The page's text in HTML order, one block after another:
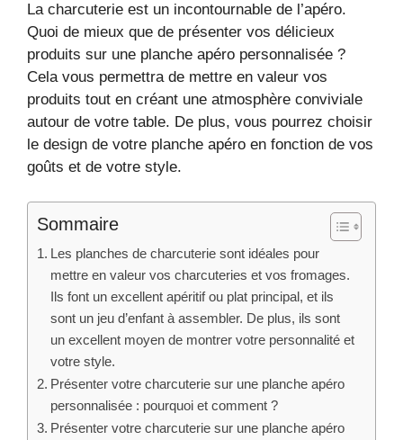
La charcuterie est un incontournable de l’apéro.
Quoi de mieux que de présenter vos délicieux
produits sur une planche apéro personnalisée ?
Cela vous permettra de mettre en valeur vos
produits tout en créant une atmosphère conviviale
autour de votre table. De plus, vous pourrez choisir
le design de votre planche apéro en fonction de vos
goûts et de votre style.
Sommaire
Les planches de charcuterie sont idéales pour
mettre en valeur vos charcuteries et vos fromages.
Ils font un excellent apéritif ou plat principal, et ils
sont un jeu d’enfant à assembler. De plus, ils sont
un excellent moyen de montrer votre personnalité et
votre style.
Présenter votre charcuterie sur une planche apéro
personnalisée : pourquoi et comment ?
Présenter votre charcuterie sur une planche apéro